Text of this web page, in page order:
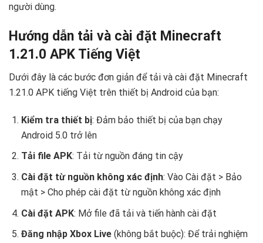
người dùng.
Hướng dẫn tải và cài đặt Minecraft
1.21.0 APK Tiếng Việt
Dưới đây là các bước đơn giản để tải và cài đặt Minecraft
1.21.0 APK tiếng Việt trên thiết bị Android của bạn:
Kiểm tra thiết bị: Đảm bảo thiết bị của bạn chạy
Android 5.0 trở lên
Tải file APK: Tải từ nguồn đáng tin cậy
Cài đặt từ nguồn không xác định: Vào Cài đặt > Bảo
mật > Cho phép cài đặt từ nguồn không xác định
Cài đặt APK: Mở file đã tải và tiến hành cài đặt
Đăng nhập Xbox Live(không bắt buộc): Để trải nghiệm